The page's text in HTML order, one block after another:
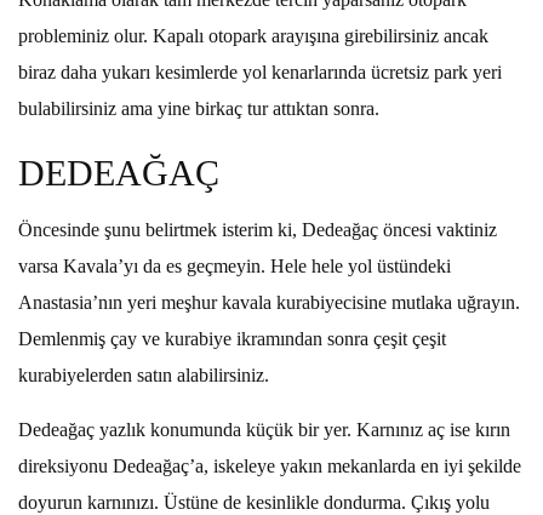
probleminiz olur. Kapalı otopark arayışına girebilirsiniz ancak
biraz daha yukarı kesimlerde yol kenarlarında ücretsiz park yeri
bulabilirsiniz ama yine birkaç tur attıktan sonra.
DEDEAĞAÇ
Öncesinde şunu belirtmek isterim ki, Dedeağaç öncesi vaktiniz
varsa Kavala’yı da es geçmeyin. Hele hele yol üstündeki
Anastasia’nın yeri meşhur kavala kurabiyecisine mutlaka uğrayın.
Demlenmiş çay ve kurabiye ikramından sonra çeşit çeşit
kurabiyelerden satın alabilirsiniz.
Dedeağaç yazlık konumunda küçük bir yer. Karnınız aç ise kırın
direksiyonu Dedeağaç’a, iskeleye yakın mekanlarda en iyi şekilde
doyurun karnınızı. Üstüne de kesinlikle dondurma. Çıkış yolu